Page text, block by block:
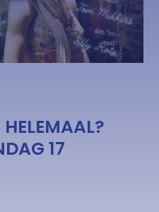
17